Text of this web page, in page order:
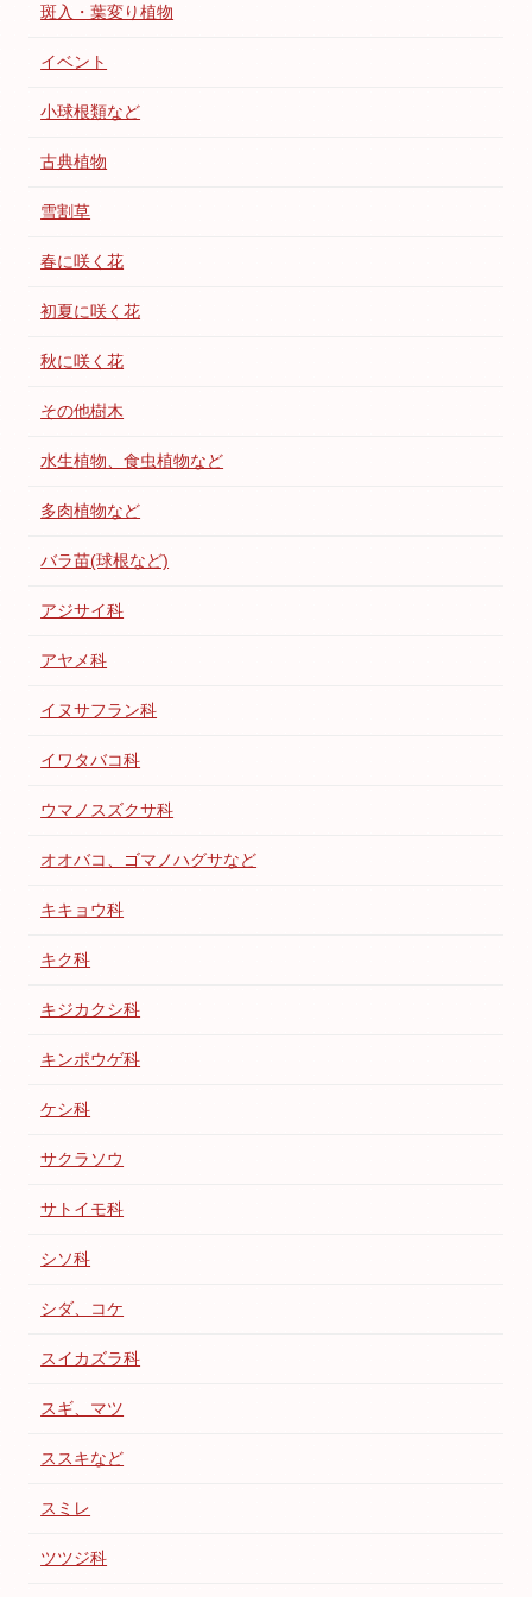
斑入・葉変り植物
イベント
小球根類など
古典植物
雪割草
春に咲く花
初夏に咲く花
秋に咲く花
その他樹木
水生植物、食虫植物など
多肉植物など
バラ苗(球根など)
アジサイ科
アヤメ科
イヌサフラン科
イワタバコ科
ウマノスズクサ科
オオバコ、ゴマノハグサなど
キキョウ科
キク科
キジカクシ科
キンポウゲ科
ケシ科
サクラソウ
サトイモ科
シソ科
シダ、コケ
スイカズラ科
スギ、マツ
ススキなど
スミレ
ツツジ科